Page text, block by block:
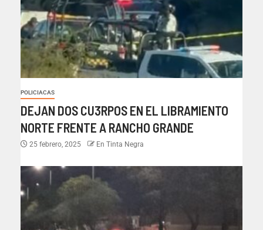
POLICIACAS
DEJAN DOS CU3RPOS EN EL LIBRAMIENTO
NORTE FRENTE A RANCHO GRANDE
25 febrero, 2025 En Tinta Negra